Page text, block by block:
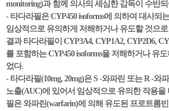
monitoring)과 함께 의사의 세심한 감독이 수반
- 타다라필은 CYP450 isoforms에 의하여 대사되
임상적으로 유의하게 저해하거나 유도할 것으
결과 타다라필이 CYP3A4, CYP1A2, CYP2D6,
를 포함하는 CYP450 isoforms을 저해하거나 유
었다.
- 타다라필(10mg, 20mg)은 S -와파린 또는 R -와
노출(AUC)에 있어서 임상적으로 유의한 작용을
필은 와파린(warfarin)에 의해 유도된 프로트롬